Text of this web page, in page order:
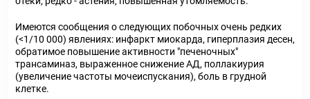
Имеются сообщения о следующих побочных очень редких
(<1/10 000) явлениях: инфаркт миокарда, гиперплазия десен,
обратимое повышение активности "печеночных"
трансаминаз, выраженное снижение АД, поллакиурия
(увеличение частоты мочеиспускания), боль в грудной
клетке.